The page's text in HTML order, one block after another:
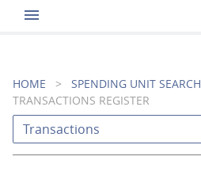
menu
HOME > SPENDING UNIT SEARCH
TRANSACTIONS REGISTER
Transactions